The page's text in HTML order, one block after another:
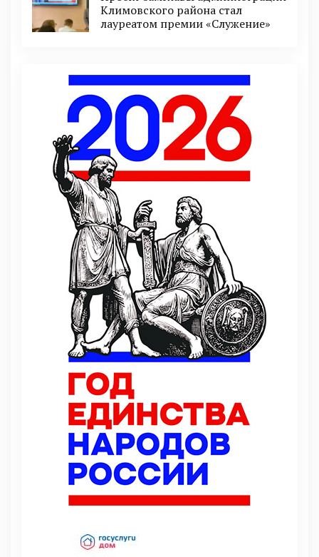
Климовского района стал
лауреатом премии «Служение»